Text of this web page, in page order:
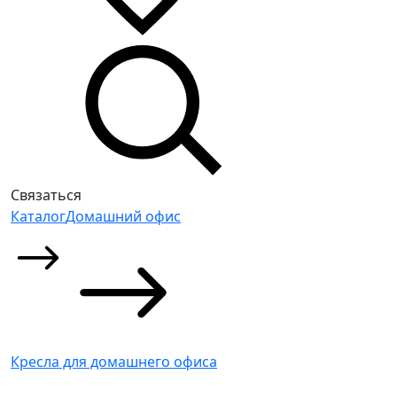
Связаться
КаталогДомашний офис
Кресла для домашнего офиса